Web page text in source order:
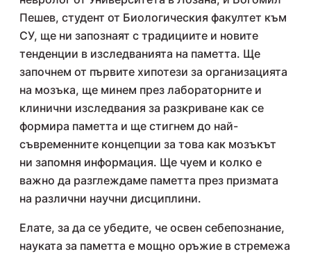
Пешев, студент от Биологическия факултет към
СУ, ще ни запознаят с традициите и новите
тенденции в изследванията на паметта. Ще
започнем от първите хипотези за организацията
на мозъка, ще минем през лабораторните и
клинични изследвания за разкриване как се
формира паметта и ще стигнем до най-
съвременните концепции за това как мозъкът
ни запомня информация. Ще чуем и колко е
важно да разглеждаме паметта през призмата
на различни научни дисциплини.
Елате, за да се убедите, че освен себепознание,
науката за паметта е мощно оръжие в стремежа